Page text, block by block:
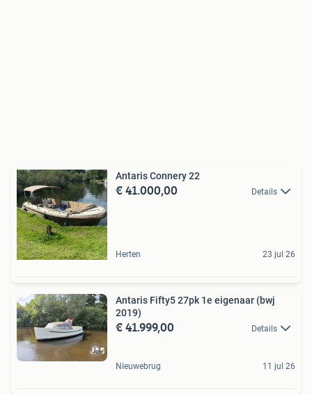
Antaris Connery 22
€ 41.000,00 Details
Herten 23 jul 26
Antaris Fifty5 27pk 1e eigenaar (bwj
2019)
€ 41.999,00 Details
Nieuwebrug 11 jul 26